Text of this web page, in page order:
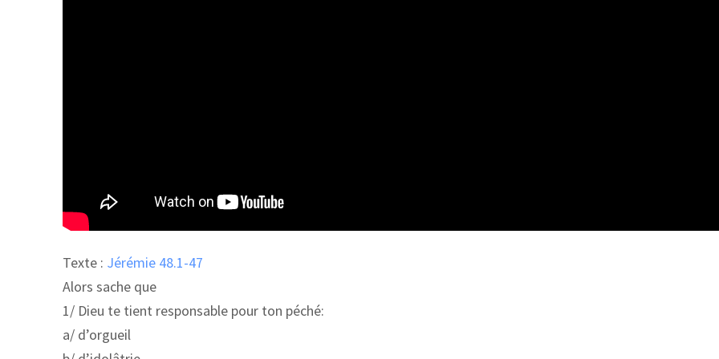
Texte : Jérémie 48.1-47
Alors sache que
1/ Dieu te tient responsable pour ton péché:
a/ d’orgueil